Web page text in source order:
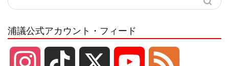
浦議公式アカウント・フィード